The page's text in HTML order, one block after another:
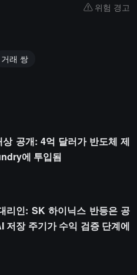
위험 경고
거래 쌍
공개: 4억 달러가 반도체 제
에 투입됨
리인: SK 하이닉스 반등은 공
저장 주기가 수익 검증 단계에